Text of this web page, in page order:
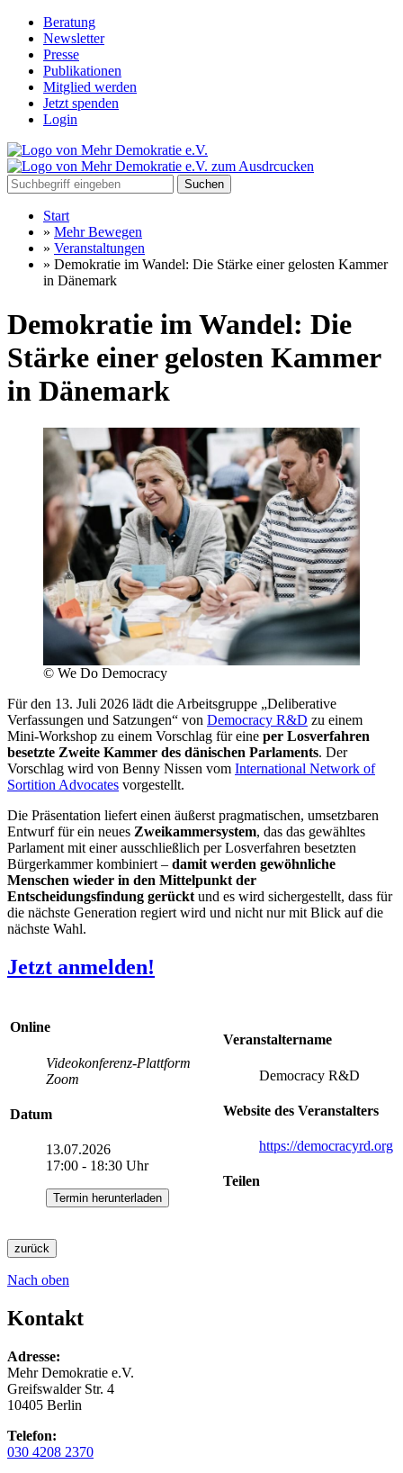
Beratung
Newsletter
Presse
Publikationen
Mitglied werden
Jetzt spenden
Login
Suchen
Start
» Mehr Bewegen
» Veranstaltungen
» Demokratie im Wandel: Die Stärke einer gelosten Kammer
in Dänemark
Demokratie im Wandel: Die
Stärke einer gelosten Kammer
in Dänemark
© We Do Democracy
Für den 13. Juli 2026 lädt die Arbeitsgruppe „Deliberative
Verfassungen und Satzungen“ von Democracy R&D zu einem
Mini-Workshop zu einem Vorschlag für eine per Losverfahren
besetzte Zweite Kammer des dänischen Parlaments. Der
Vorschlag wird von Benny Nissen vom International Network of
Sortition Advocates vorgestellt.
Die Präsentation liefert einen äußerst pragmatischen, umsetzbaren
Entwurf für ein neues Zweikammersystem, das das gewähltes
Parlament mit einer ausschließlich per Losverfahren besetzten
Bürgerkammer kombiniert – damit werden gewöhnliche
Menschen wieder in den Mittelpunkt der
Entscheidungsfindung gerückt und es wird sichergestellt, dass für
die nächste Generation regiert wird und nicht nur mit Blick auf die
nächste Wahl.
Jetzt anmelden!
Online
Videokonferenz-Plattform
Zoom
Datum
13.07.2026
17:00 - 18:30 Uhr
Termin herunterladen
Veranstaltername
Democracy R&D
Website des Veranstalters
https://democracyrd.org
Teilen
zurück
Nach oben
Kontakt
Adresse:
Mehr Demokratie e.V.
Greifswalder Str. 4
10405 Berlin
Telefon:
030 4208 2370